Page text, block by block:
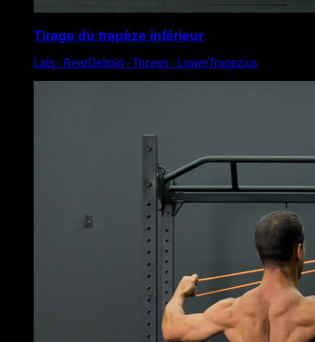
Tirage du trapèze inférieur
Lats ∙ RearDeltoid ∙ Triceps ∙ LowerTrapezius